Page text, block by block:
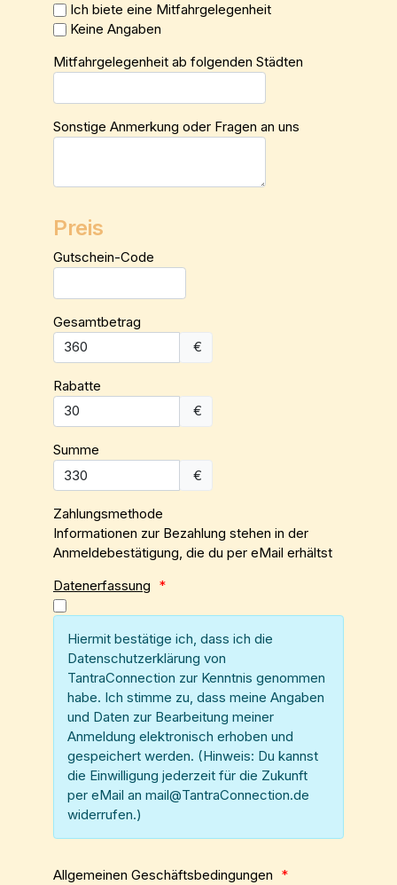
Ich biete eine Mitfahrgelegenheit
Keine Angaben
Mitfahrgelegenheit ab folgenden Städten
Sonstige Anmerkung oder Fragen an uns
Preis
Gutschein-Code
Gesamtbetrag
€
Rabatte
€
Summe
€
Zahlungsmethode
Informationen zur Bezahlung stehen in der
Anmeldebestätigung, die du per eMail erhältst
Datenerfassung *
Hiermit bestätige ich, dass ich die
Datenschutzerklärung von
TantraConnection zur Kenntnis genommen
habe. Ich stimme zu, dass meine Angaben
und Daten zur Bearbeitung meiner
Anmeldung elektronisch erhoben und
gespeichert werden. (Hinweis: Du kannst
die Einwilligung jederzeit für die Zukunft
per eMail an mail@TantraConnection.de
widerrufen.)
Allgemeinen Geschäftsbedingungen *